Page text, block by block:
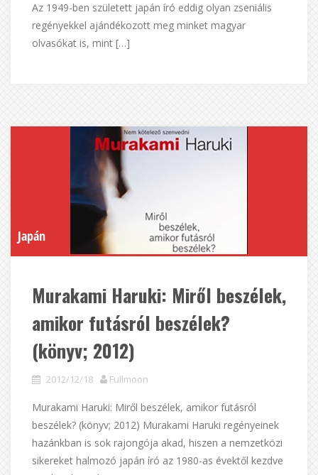
Az 1949-ben született japán író eddig olyan zseniális
regényekkel ajándékozott meg minket magyar
olvasókat is, mint […]
Japán
Murakami Haruki: Miről beszélek,
amikor futásról beszélek?
(könyv; 2012)
2012/12/18 Fullmoon
Murakami Haruki: Miről beszélek, amikor futásról
beszélek? (könyv; 2012) Murakami Haruki regényeinek
hazánkban is sok rajongója akad, hiszen a nemzetközi
sikereket halmozó japán író az 1980-as évektől kezdve